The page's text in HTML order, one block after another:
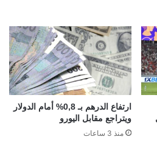
ارتفاع الدرهم بـ 0,8% أمام الدولار
ويتراجع مقابل اليورو
منذ 3 ساعات